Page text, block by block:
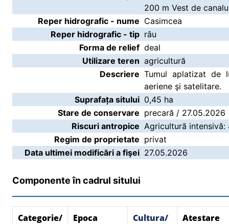
200 m Vest de
Reper hidrografic - nume Casimcea
Reper hidrografic - tip râu
Forma de relief deal
Utilizare teren agricultură
Descriere Tumul aplatizat de
aeriene şi satelitare.
Suprafața sitului 0,45 ha
Stare de conservare precară / 27.05.2026
Riscuri antropice Agricultură intensivă:
Regim de proprietate privat
Data ultimei modificări a fişei 27.05.2026
Componente în cadrul sitului
Categorie/
Epoca
Cultura/
Atestare